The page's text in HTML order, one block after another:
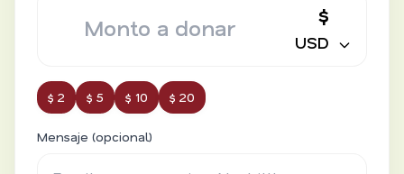
$
USD
$ 2 $ 5 $ 10 $ 20
Mensaje (opcional)